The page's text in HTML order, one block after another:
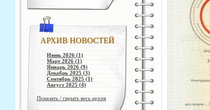
АРХИВ НОВОСТЕЙ
Июнь 2026 (1)
Март 2026 (1)
Январь 2026 (9)
Декабрь 2025 (3)
Сентябрь 2025 (1)
Август 2025 (4)
Показать / скрыть весь архив